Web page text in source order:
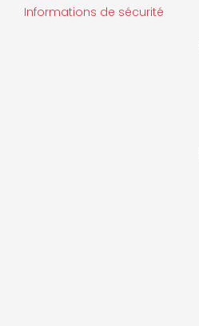
Informations de sécurité